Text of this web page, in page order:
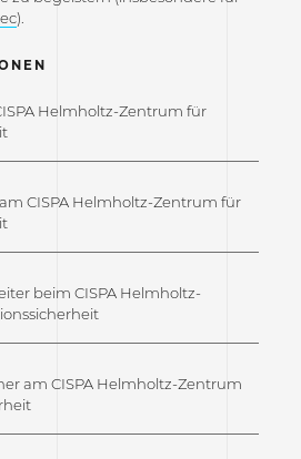
).
Helmholtz-Zentrum für
CISPA Helmholtz-Zentrum für
beim CISPA Helmholtz-
am CISPA Helmholtz-Zentrum